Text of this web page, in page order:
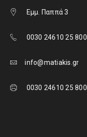
Εμμ. Παππά 3
0030 24610 25 800
info@matiakis.gr
0030 24610 25 800